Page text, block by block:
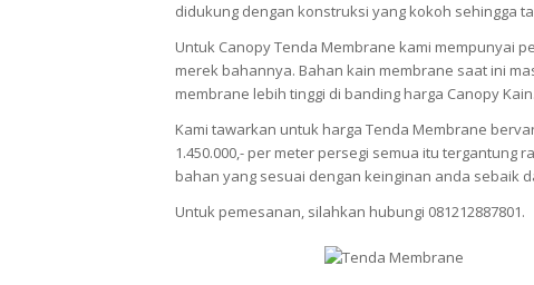
didukung dengan konstruksi yang kokoh sehingga
Untuk Canopy Tenda Membrane kami mempunyai
merek bahannya. Bahan kain membrane saat ini
membrane lebih tinggi di banding harga Canopy Kain.
Kami tawarkan untuk harga Tenda Membrane
1.450.000,- per meter persegi semua itu tergantung
bahan yang sesuai dengan keinginan anda sebaik
Untuk pemesanan, silahkan hubungi 081212887801.